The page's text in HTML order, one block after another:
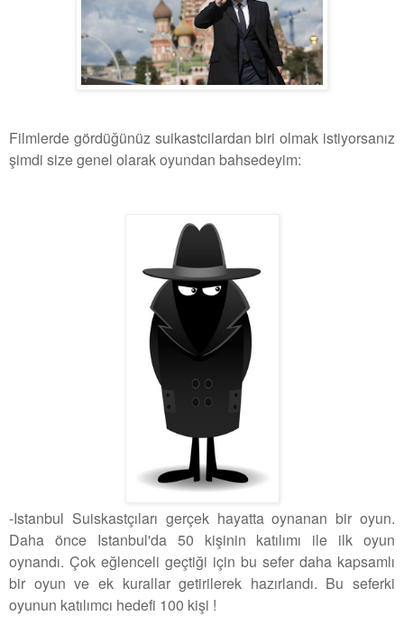
Filmlerde gördüğünüz suikastcilardan biri olmak istiyorsanız
şimdi size genel olarak oyundan bahsedeyim:
-Istanbul Suiskastçıları gerçek hayatta oynanan bir oyun.
Daha önce Istanbul'da 50 kişinin katılımı ile ilk oyun
oynandı. Çok eğlenceli geçtiği için bu sefer daha kapsamlı
bir oyun ve ek kurallar getirilerek hazırlandı. Bu seferki
oyunun katılımcı hedefi 100 kişi !